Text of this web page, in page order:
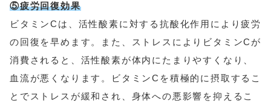
⑤疲労回復効果
ビタミンCは、活性酸素に対する抗酸化作用により疲労
の回復を早めます。また、ストレスによりビタミンCが
消費されると、活性酸素が体内にたまりやすくなり、
血流が悪くなります。ビタミンCを積極的に摂取するこ
とでストレスが緩和され、身体への悪影響を抑えるこ